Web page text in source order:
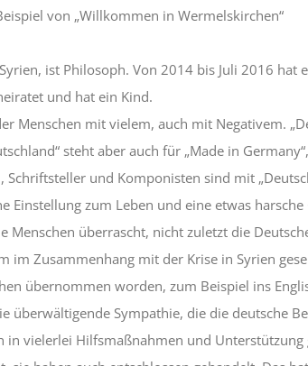
von „Willkommen in Wermelskirchen“
ist Philosoph. Von 2014 bis Juli 2016 hat
und hat ein Kind.
Menschen mit vielem, auch mit Negativem.
steht aber auch für „Made in
und Komponisten sind mit
Einstellung zum Leben und eine etwas
Menschen überrascht, nicht zuletzt die
im Zusammenhang mit der Krise in Syrien
übernommen worden, zum Beispiel ins
überwältigende Sympathie, die die deutsche
in vielerlei Hilfsmaßnahmen und Unterstützung